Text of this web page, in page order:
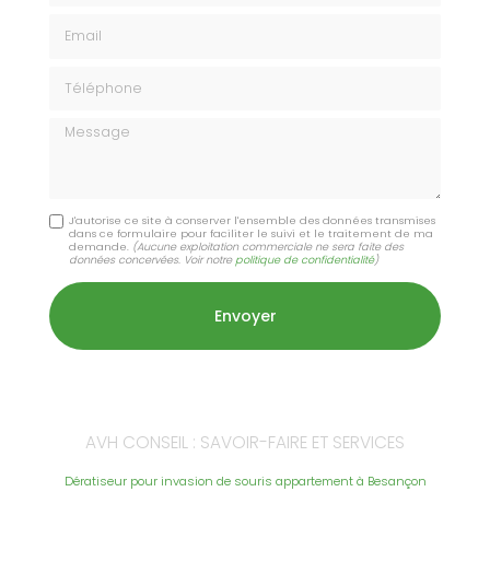
Message
J'autorise ce site à conserver l'ensemble des données transmises
dans ce formulaire pour faciliter le suivi et le traitement de ma
demande. (Aucune exploitation commerciale ne sera faite des
données concervées. Voir notre politique de confidentialité)
AVH CONSEIL : SAVOIR-FAIRE ET SERVICES
Dératiseur pour invasion de souris appartement à Besançon